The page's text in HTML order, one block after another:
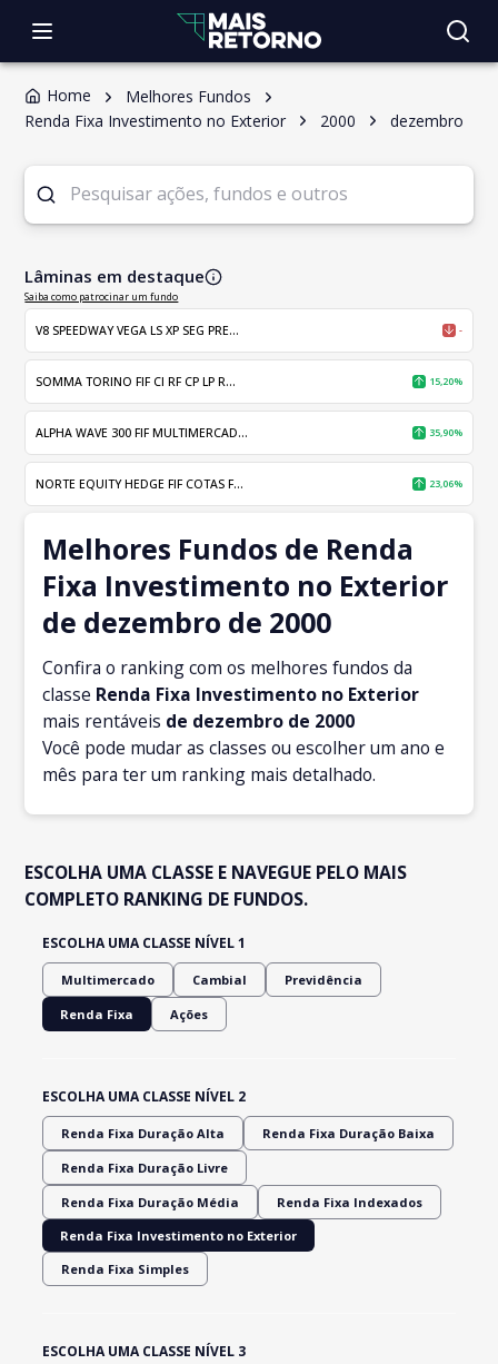
Home
Melhores Fundos
Renda Fixa Investimento no Exterior
2000 dezembro
Lâminas em destaque
Saiba como patrocinar um fundo
V8 SPEEDWAY VEGA LS XP SEG PRE... -
SOMMA TORINO FIF CI RF CP LP R... 15,20%
ALPHA WAVE 300 FIF MULTIMERCAD... 35,90%
NORTE EQUITY HEDGE FIF COTAS F... 23,06%
Melhores Fundos de Renda
Fixa Investimento no Exterior
de dezembro de 2000
Confira o ranking com os melhores fundos da
classe Renda Fixa Investimento no Exterior
mais rentáveis de dezembro de 2000
Você pode mudar as classes ou escolher um ano e
mês para ter um ranking mais detalhado.
ESCOLHA UMA CLASSE E NAVEGUE PELO MAIS
COMPLETO RANKING DE FUNDOS.
ESCOLHA UMA CLASSE NÍVEL 1
Multimercado Cambial Previdência
Renda Fixa Ações
ESCOLHA UMA CLASSE NÍVEL 2
Renda Fixa Duração Alta Renda Fixa Duração Baixa
Renda Fixa Duração Livre
Renda Fixa Duração Média
Renda Fixa Indexados
Renda Fixa Investimento no Exterior
Renda Fixa Simples
ESCOLHA UMA CLASSE NÍVEL 3